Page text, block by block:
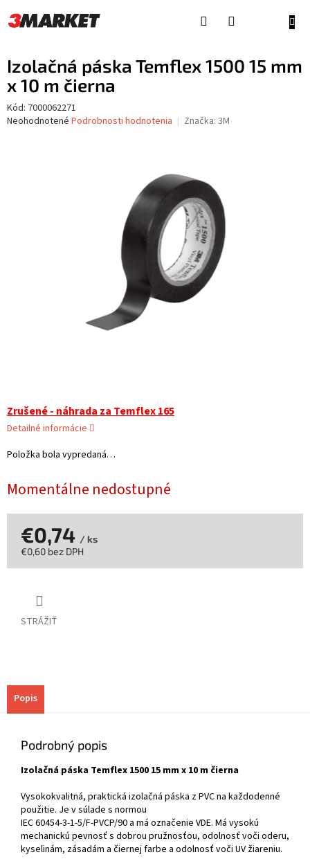
na
obsah
Izolačná páska Temflex 1500 15 mm
x 10 m čierna
Kód: 7000062271
Priemerné
Neohodnotené Podrobnosti hodnotenia Značka: 3M
Momentálne nedostupné
Položka bola vypredaná…
Zrušené - náhrada za Temflex 165
Detailné informácie
STRÁŽIŤ
€0,74 / ks
€0,60 bez DPH
Popis
Podrobný popis
Izolačná páska Temflex 1500 15 mm x 10 m čierna
Vysokokvalitná, praktická izolačná páska z PVC na každodenné
použitie. Je v súlade s normou
IEC 60454-3-1-5/F-PVCP/90 a má označenie VDE. Má vysokú
mechanickú pevnosť s dobrou pružnosťou, odolnosť voči oderu,
kyselinám, zásadám a čiernej farbe a odolnosť voči UV žiareniu.